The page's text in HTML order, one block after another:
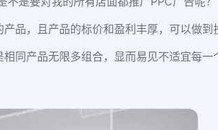
品，且产品的标价和盈利丰厚，可以做到
同产品无限多组合，显而易见不适宜每一